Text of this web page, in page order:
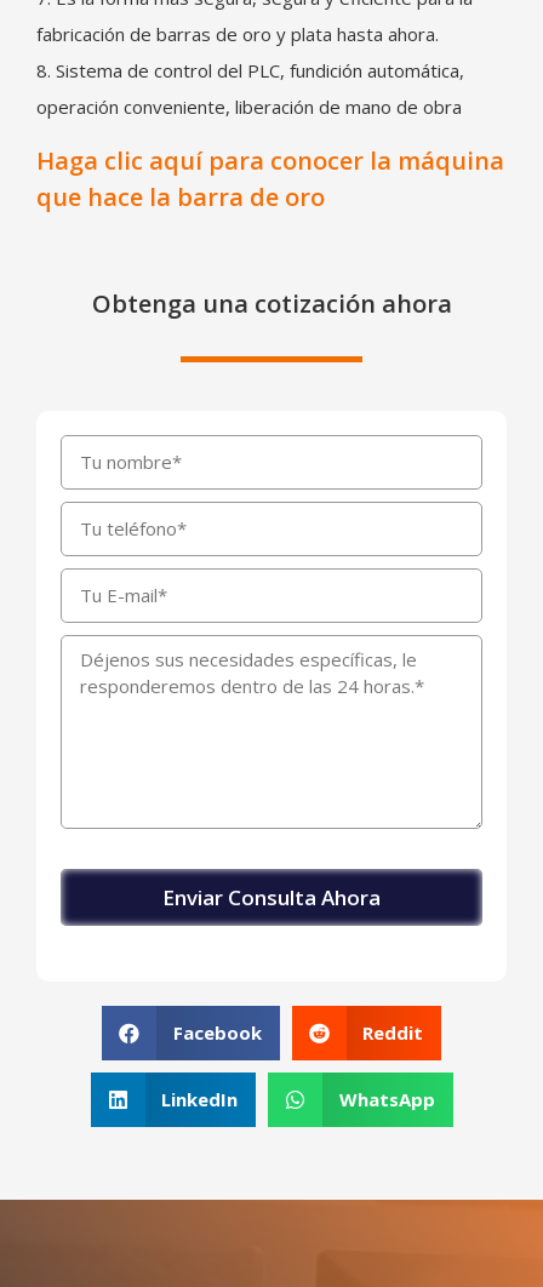
fabricación de barras de oro y plata hasta ahora.
8. Sistema de control del PLC, fundición automática,
operación conveniente, liberación de mano de obra
Haga clic aquí para conocer la máquina
que hace la barra de oro
Obtenga una cotización ahora
Facebook Reddit
LinkedIn WhatsApp